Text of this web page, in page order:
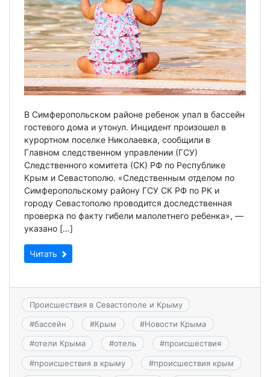
В Симферопольском районе ребенок упал в бассейн
гостевого дома и утонул. Инцидент произошел в
курортном поселке Николаевка, сообщили в
Главном следственном управлении (ГСУ)
Следственного комитета (СК) РФ по Республике
Крым и Севастополю. «Следственным отделом по
Симферопольскому району ГСУ СК РФ по РК и
городу Севастополю проводится доследственная
проверка по факту гибели малолетнего ребенка», —
указано […]
Читать
Происшествия в Севастополе и Крыму
#бассейн #Крым #Новости Крыма
#отели Крыма #отель #происшествия
#происшествия в крыму #происшествия крым